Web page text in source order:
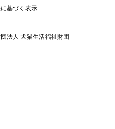
基づく表示
法人 犬猫生活福祉財団